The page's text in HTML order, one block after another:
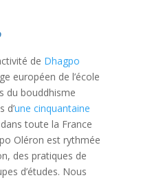
de Dhagpo
européen de l’école
du bouddhisme
d’une cinquantaine
toute la France
Oléron est rythmée
des pratiques de
d’études. Nous